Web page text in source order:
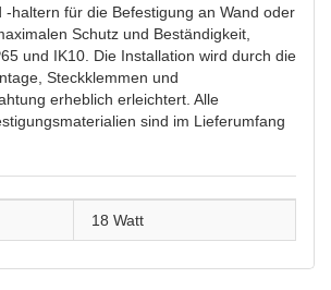
-haltern für die Befestigung an Wand oder
Schutz und Beständigkeit,
und IK10. Die Installation wird durch die
Steckklemmen und
erheblich erleichtert. Alle
sind im Lieferumfang
18 Watt